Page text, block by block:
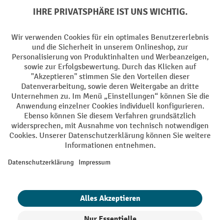
Batterie Rückname
Impressum Datenschutz
Barrierefreiheit Grounding Page Privacy Settings
Alle Preise exkl. gesetzl. Mehrwertsteuer zzgl.Versandkostenund ggf.
Nachnahmegebühren, wenn nicht anders angegeben.
¹ Der Rabatt gilt so lange der Vorrat reicht. Der Rabatt gilt nicht auf
oder Gutscheinen ist nicht möglich. | ² Der Rabatt wird einmalig bei
eingelöst werden. Die Höhe des Rabatts variiert je nach
Produktkategorie und beträgt bis zu 10 % (10 % auf Lager, Umwelt,